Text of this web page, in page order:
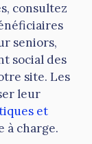
consultez
seniors,
social des
site. Les
leur
et
à charge.